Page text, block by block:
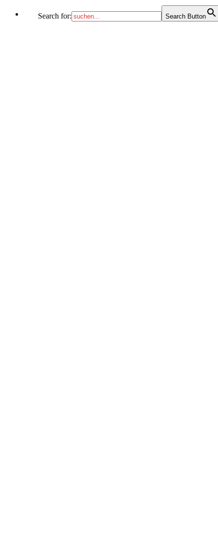
Search for: Search Button